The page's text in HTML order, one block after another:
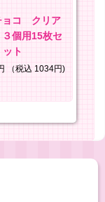
ョコ クリア
個用15枚セ
ット
（税込 1034円)